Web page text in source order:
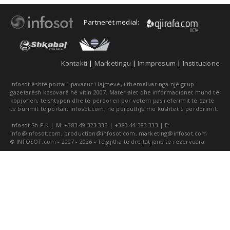
Partnerët medial:
Kontakti | Marketingu | Immpresum | Institucione
Infosot është portal i pavarur i lajmeve, i themeluar nga një grup
gazetarësh kosovarë në vitin 2007. Materialet dhe informacionet mund të
kopjohen, të shtypen dhe të përdoren por vetëm pas referimit të qartë
të burimit të portalit Infosot.com, në përputhje me kushtet e përdorimit.
Infosot Sh.P.K | M: +383 49 323 333 | +383 44 383 333 | E:
info@infosot.com , production@infosot.com , marketing@infosot.com
© INFOSOT.com - 2007 - 2026 - Të gjitha të drejtat janë të rezervuara